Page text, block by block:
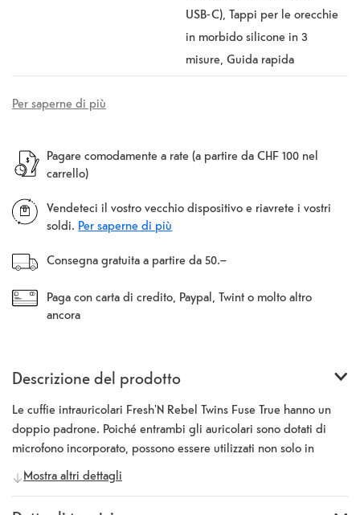
USB-C), Tappi per le orecchie
in morbido silicone in 3
misure, Guida rapida
Per saperne di più
Pagare comodamente a rate (a partire da CHF 100 nel
carrello)
Vendeteci il vostro vecchio dispositivo e riavrete i vostri
soldi. Per saperne di più
Consegna gratuita a partire da 50.–
Paga con carta di credito, Paypal, Twint o molto altro
ancora
Descrizione del prodotto
Le cuffie intrauricolari Fresh'N Rebel Twins Fuse True hanno un
doppio padrone. Poiché entrambi gli auricolari sono dotati di
microfono incorporato, possono essere utilizzati non solo in
coppia, ma anche singolarmente (solo il destro o il sinistro).
Hanno un'autonomia totale di 30 ore. Gli auricolari si ricaricano
Mostra altri dettagli